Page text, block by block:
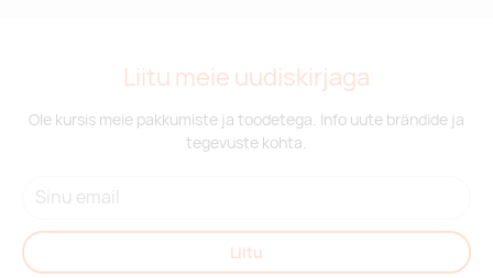
Liitu meie uudiskirjaga
Ole kursis meie pakkumiste ja toodetega. Info uute brändide ja
tegevuste kohta.
Liitu